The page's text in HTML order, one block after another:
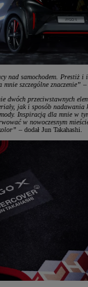
nad samochodem. Prestiż
szczególne znaczenie” –
dwóch przeciwstawnych
jak i sposób nadawania
Inspiracją dla mnie w
w nowoczesnym
– dodał Jun Takahashi.